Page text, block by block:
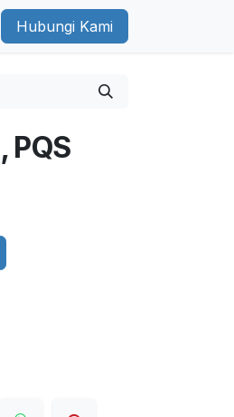
Hubungi Kami
PQS